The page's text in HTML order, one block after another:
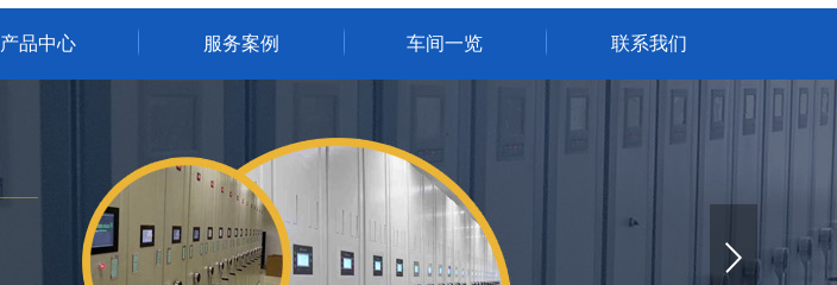
产品中心 服务案例 车间一览 联系我们